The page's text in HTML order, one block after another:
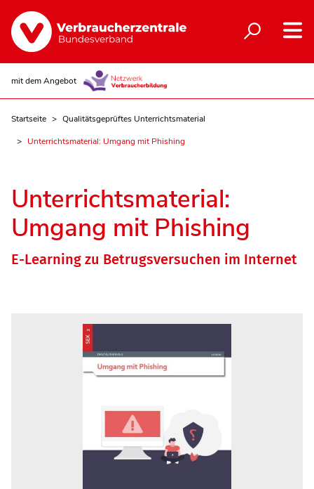
mit dem Angebot
Startseite
Qualitätsgeprüftes Unterrichtsmaterial
Unterrichtsmaterial: Umgang mit Phishing
Unterrichtsmaterial:
Umgang mit Phishing
E-Learning zu Betrugsversuchen im Internet